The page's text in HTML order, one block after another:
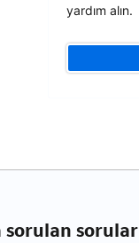
yardım alın.
sorulan sorular